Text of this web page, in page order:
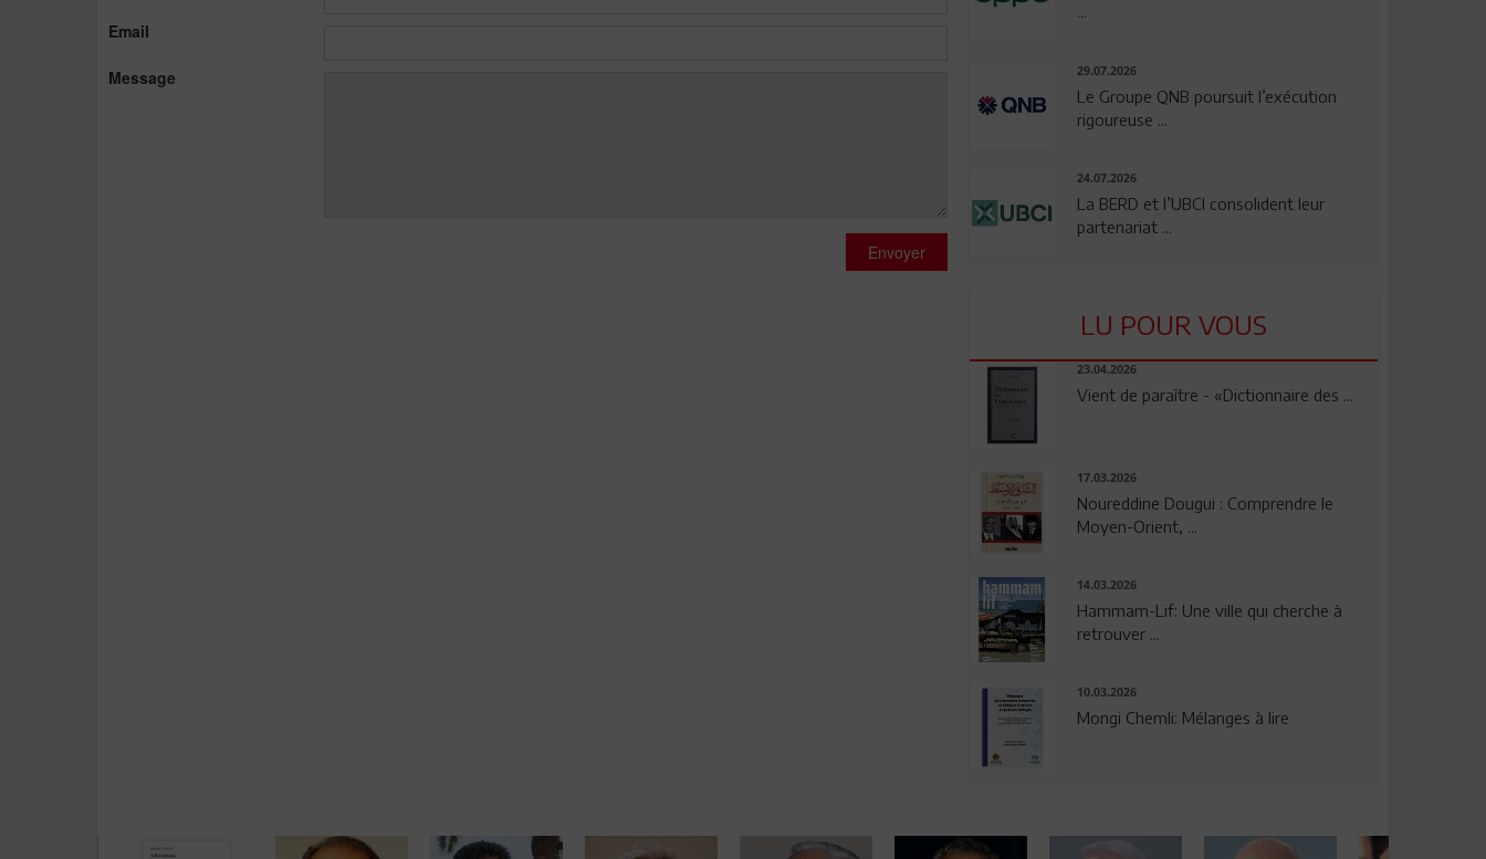
Email
Message
Envoyer
...
29.07.2026
Le Groupe QNB poursuit l’exécution
rigoureuse ...
24.07.2026
La BERD et l’UBCI consolident leur
partenariat ...
LU POUR VOUS
23.04.2026
Vient de paraître - «Dictionnaire des ...
17.03.2026
Noureddine Dougui : Comprendre le
Moyen-Orient, ...
14.03.2026
Hammam-Lif: Une ville qui cherche à
retrouver ...
10.03.2026
Mongi Chemli: Mélanges à lire